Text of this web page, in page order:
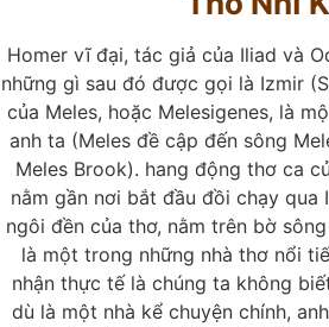
Homer vĩ đại, tác giả của Iliad và
những gì sau đó được gọi là Izmir
của Meles, hoặc Melesigenes, là
anh ta (Meles đề cập đến sông
Meles Brook). hang động thơ ca
nằm gần nơi bắt đầu đồi chạy qua
ngôi đền của thơ, nằm trên bờ
là một trong những nhà thơ nổi
nhận thực tế là chúng ta không
dù là một nhà kể chuyện chính,